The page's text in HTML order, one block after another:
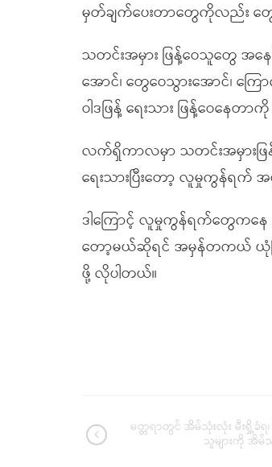
မှတ်ချက်ပေးတာတွေကိုလည်း တွ
သတင်းအမှား ဖြန့်ဝေသူတွေ
အောင်၊ တွေဝေသွားအောင်၊
ဝါဒဖြန့် ရေးသား ဖြန့်ဝေနေတ
လက်ရှိကာလမှာ သတင်းအမှား
ရေးသားပြီးတော့ လူမှုကွန်ရက်
ဒါကြောင့် လူမှုကွန်ရက်တွေကနေ သ
တော့မယ်ဆိုရင် အမှန်တကယ် ယုံက
ဖို့ လိုပါတယ်။
မတ္တရာတွင် အိမ်သုံးလုံး မီးရှို့ခံရ
သူများကို အိမ်